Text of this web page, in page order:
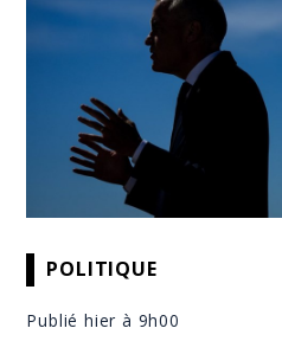
POLITIQUE
Publié hier à 9h00